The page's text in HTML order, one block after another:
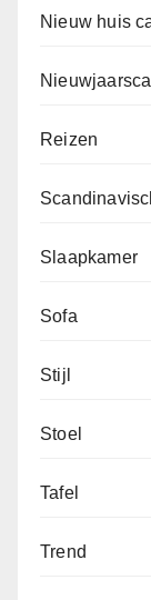
Nieuw huis
Reizen
Slaapkamer
Sofa
Stijl
Stoel
Tafel
Trend